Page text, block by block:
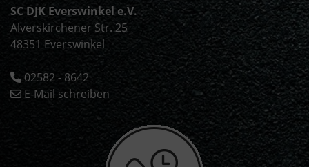
SC DJK Everswinkel e.V.
Alverskirchener Str. 25
48351 Everswinkel
02582 - 8642
E-Mail schreiben